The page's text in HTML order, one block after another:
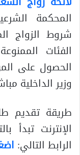
المحكمة
شروط الزواج
الفئات
الحصول على
وزير الداخلية
طريقة تقديم
الإنترنت تبدأ
الرابط التالي: